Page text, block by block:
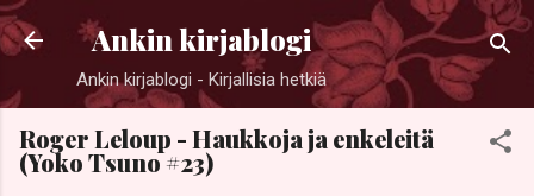
Siirry pääsisältöön
Ankin kirjablogi
Ankin kirjablogi - Kirjallisia hetkiä
Roger Leloup - Haukkoja ja enkeleitä
(Yoko Tsuno #23)